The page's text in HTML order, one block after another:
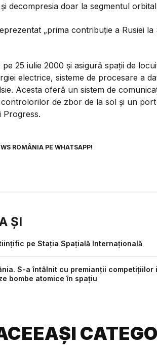
decompresia doar la segmentul
„prima contribuție a Rusiei la
25 iulie 2000 și asigură spații de
electrice, sisteme de procesare a
Acesta oferă un sistem de
de zbor de la sol și un
Progress.
ROMÂNIA PE WHATSAPP!
ȘI
pe Stația Spațială Internațională
S-a întâlnit cu premianții
bombe atomice în spațiu